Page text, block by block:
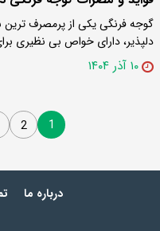
گوجه فرنگی یکی از پرمصرف
دلپذیر، دارای خواص بی نظیری
۱۰ آذر ۱۴۰۴
1
2
درباره ما